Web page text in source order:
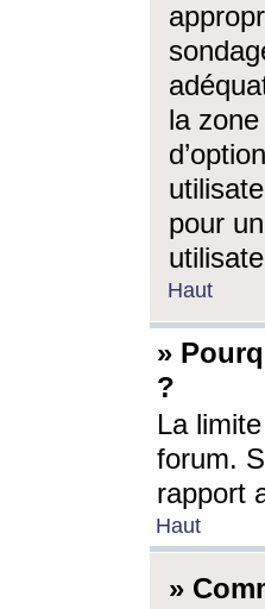
la
pour
Haut
»
?
La
forum.
rapport
Haut
»